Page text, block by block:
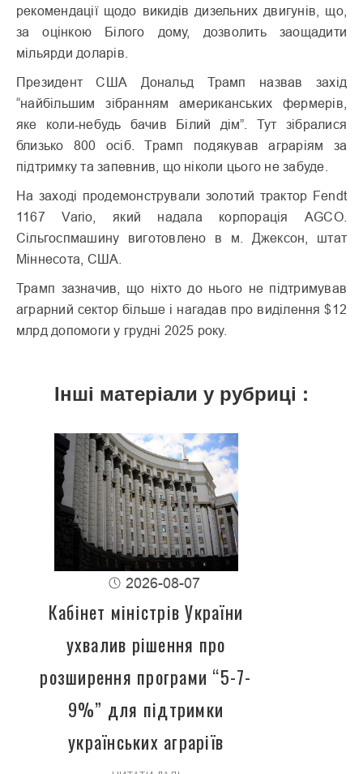
рекомендації щодо викидів дизельних двигунів, що,
за оцінкою Білого дому, дозволить заощадити
мільярди доларів.
Президент США Дональд Трамп назвав захід
“найбільшим зібранням американських фермерів,
яке коли-небудь бачив Білий дім”. Тут зібралися
близько 800 осіб. Трамп подякував аграріям за
підтримку та запевнив, що ніколи цього не забуде.
На заході продемонстрували золотий трактор Fendt
1167 Vario, який надала корпорація AGCO.
Сільгоспмашину виготовлено в м. Джексон, штат
Міннесота, США.
Трамп зазначив, що ніхто до нього не підтримував
аграрний сектор більше і нагадав про виділення $12
млрд допомоги у грудні 2025 року.
Інші матеріали у рубриці :
2026-08-07
Кабінет міністрів України
ухвалив рішення про
розширення програми “5-7-
9%” для підтримки
українських аграріїв